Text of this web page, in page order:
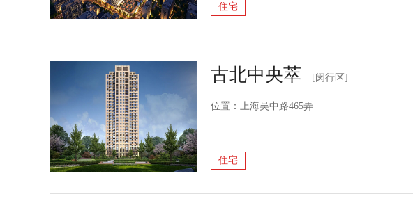
住宅
古北中央萃 [闵行区]
位置：上海吴中路465弄
住宅